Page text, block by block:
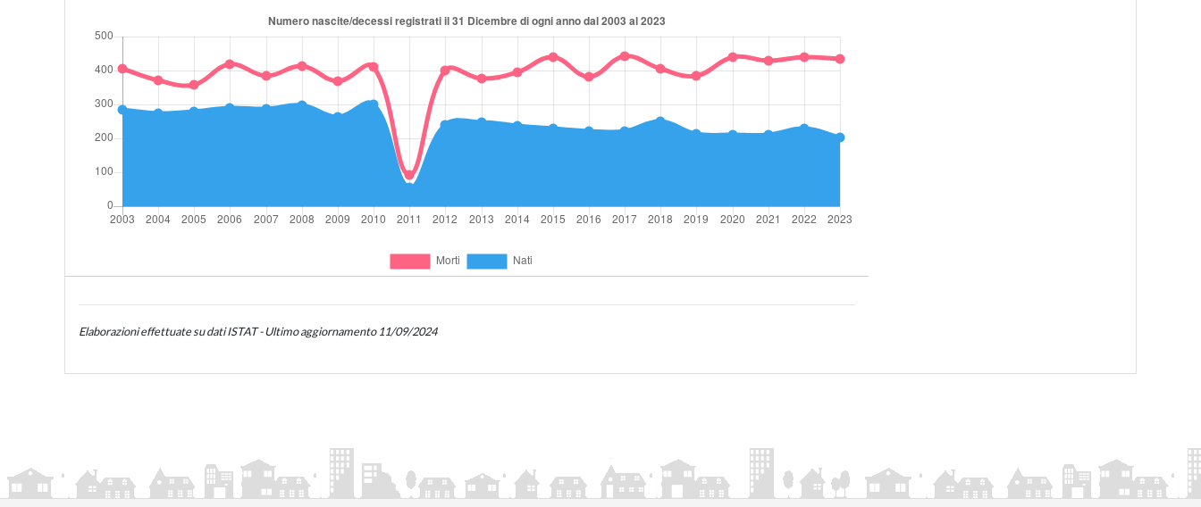
Elaborazioni effettuate su dati ISTAT - Ultimo aggiornamento 11/09/2024